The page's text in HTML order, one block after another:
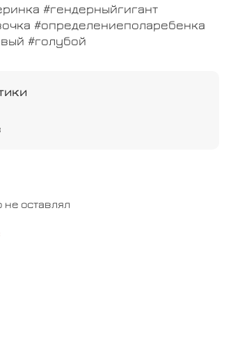
#гендерныйгигант
#определениеполаребенка
#голубой
не оставлял